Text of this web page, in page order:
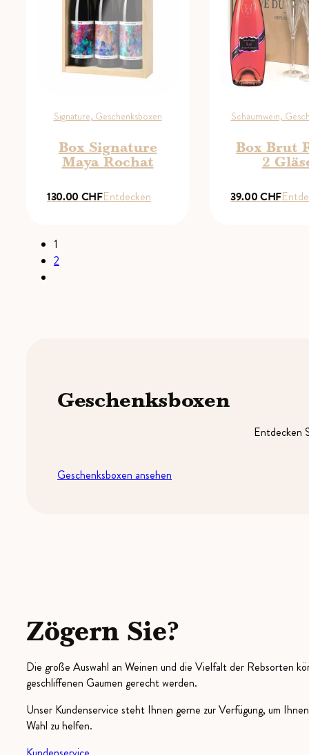
Signature, Geschenksboxen
Box Signature
Maya Rochat
130.00 CHFEntdecken
Schaumwein,
Box Brut
2
39.00CHF
1
2
Geschenksboxen
Entdecken
Geschenksboxen ansehen
Zögern Sie?
Die große Auswahl an Weinen und die Vielfalt der Rebsorten
geschliffenen Gaumen gerecht werden.
Unser Kundenservice steht Ihnen gerne zur Verfügung, um
Wahl zu helfen.